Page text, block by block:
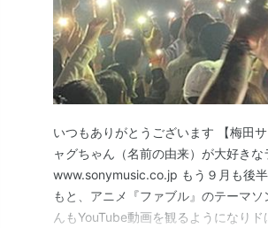
いつもありがとうございます 【梅田
ャグちゃん（名前の由来）が大好き
www.sonymusic.co.jp もう９月も後
もと、アニメ『ファブル』のテーマ
んもYouTube動画を観るようになり